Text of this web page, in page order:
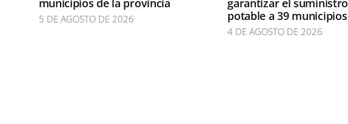
municipios de la provincia
5 DE AGOSTO DE 2026
garantizar el
potable a 39 municipios
4 DE AGOSTO DE 2026